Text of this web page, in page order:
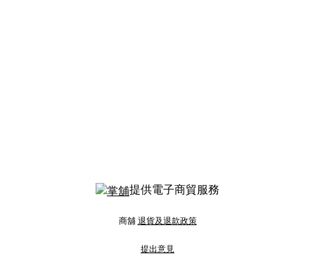
提供電子商貿服務
商舖 退貨及退款政策
提出意見